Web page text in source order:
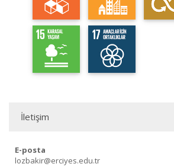
İletişim
E-posta
lozbakir@erciyes.edu.tr